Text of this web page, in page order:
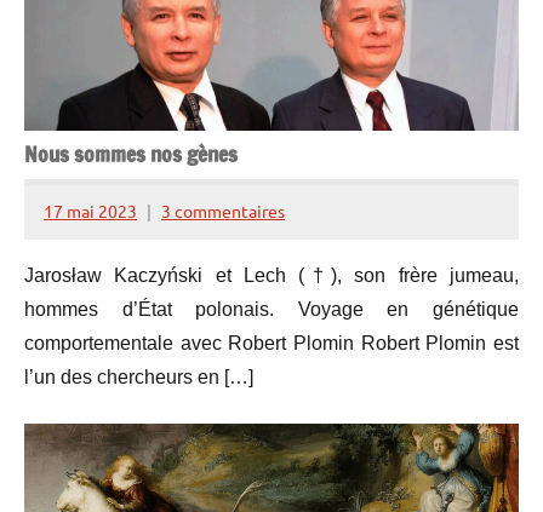
Nous sommes nos gènes
17 mai 2023
Henry
Lesquen
3 commentaires
Jarosław Kaczyński et Lech (†), son frère jumeau,
hommes d’État polonais. Voyage en génétique
comportementale avec Robert Plomin Robert Plomin est
l’un des chercheurs en […]